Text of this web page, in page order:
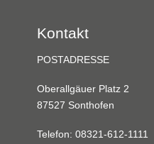
Kontakt
POSTADRESSE
Oberallgäuer Platz 2
87527 Sonthofen
Telefon: 08321-612-1111